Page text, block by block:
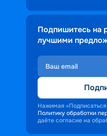
Подпишитесь на
лучшими
Нажимая
Политику обработки
даёте согласие на